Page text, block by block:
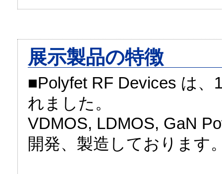
展示製品の特徴
■Polyfet RF Devices は、
れました。
VDMOS, LDMOS, GaN
開発、製造しております